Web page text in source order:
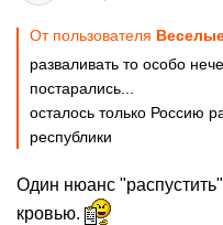
От пользователя
разваливать то особо
постарались...
осталось только Россию
республики
Один нюанс
кровью.